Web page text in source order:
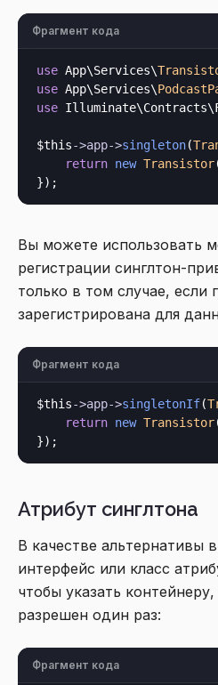
Фрагмент кода
use App\Services\
use App\Services\
use
$this->app->singleton(
return new Transistor
Вы можете использовать
регистрации синглтон-
только в том случае, если
зарегистрирована для
Фрагмент кода
$this->app->singletonIf(
return new Transistor
Атрибут синглтона
В качестве альтернативы
интерфейс или класс
чтобы указать
разрешен один раз:
Фрагмент кода